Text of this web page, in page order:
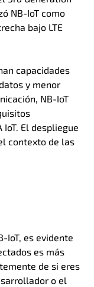
NB-IoT como
bajo LTE
capacidades
y menor
NB-IoT
El despliegue
contexto de las
IoT, es evidente
es más
de si eres
o el